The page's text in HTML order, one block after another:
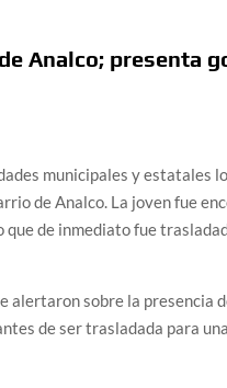
Analco; presenta
municipales y estatales
de Analco. La joven fue
de inmediato fue
alertaron sobre la presencia
de ser trasladada para